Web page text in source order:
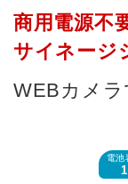
商用電源不
サイネージ
WEBカメ
電